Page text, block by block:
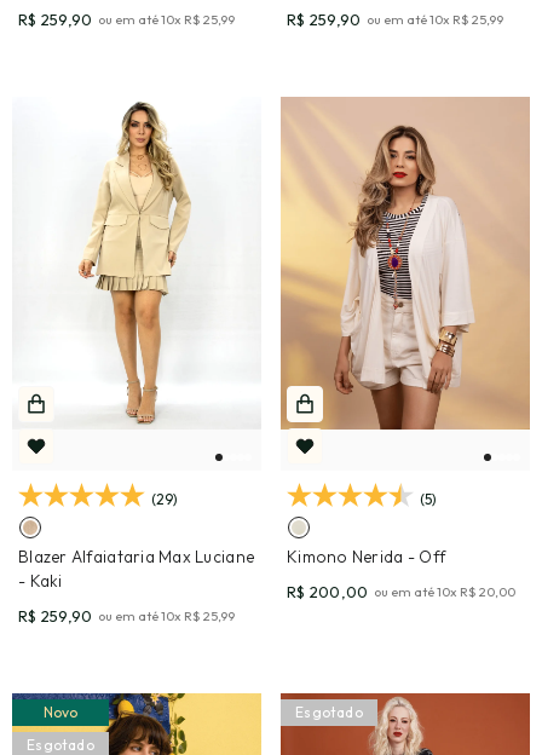
R$ 259,90 ou em até10x R$ 25,99 R$ 259,90 ou em até10x R$ 25,99
(29)
Blazer Alfaiataria Max Luciane
- Kaki
R$ 259,90 ou em até10x R$ 25,99
(5)
Kimono Nerida - Off
R$ 200,00 ou em até10x R$ 20,00
Novo
Esgotado
Esgotado